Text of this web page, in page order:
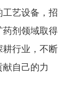
艺设备，招
药剂领域取得
耕行业，不断
自己的力